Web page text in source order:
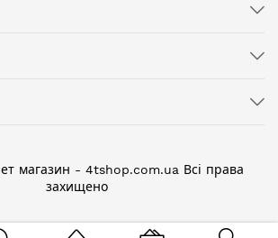
магазин - 4tshop.com.ua Всі права
захищено